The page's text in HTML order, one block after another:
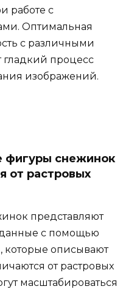
работе с
Оптимальная
с различными
гладкий процесс
изображений.
фигуры снежинок
от растровых
представляют
с помощью
которые описывают
от растровых
масштабироваться